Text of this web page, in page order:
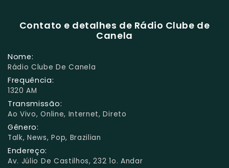
Contato e detalhes de Rádio Clube de
Canela
Nome:
Rádio Clube De Canela
Frequência:
1320 AM
Transmissão:
Ao Vivo, Online, Internet, Direto
Gênero:
Talk, News, Pop, Brazilian
Endereço:
Av. Júlio De Castilhos, 232 1o. Andar